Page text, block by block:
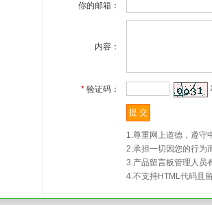
你的邮箱：
内容：
* 验证码：
1.尊重网上道德，遵守
2.承担一切因您的行为
3.产品留言板管理人员
4.不支持HTML代码且